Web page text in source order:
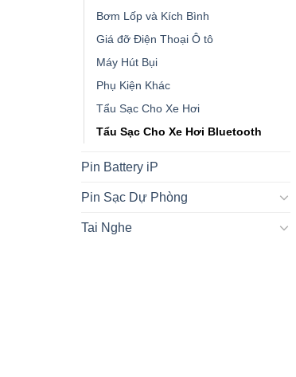
Bơm Lốp và Kích Bình
Giá đỡ Điện Thoại Ô tô
Máy Hút Bụi
Phụ Kiện Khác
Tẩu Sạc Cho Xe Hơi
Tẩu Sạc Cho Xe Hơi Bluetooth
Pin Battery iP
Pin Sạc Dự Phòng
Tai Nghe